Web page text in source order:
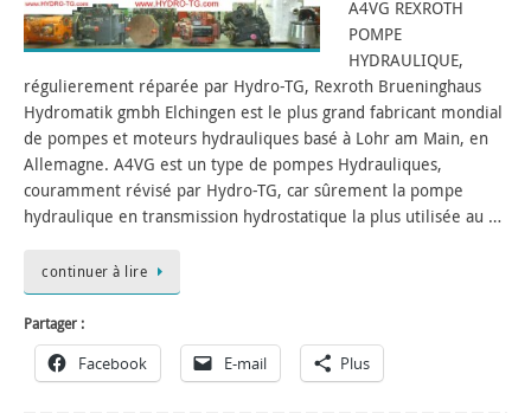
A4VG REXROTH
POMPE
HYDRAULIQUE,
régulierement réparée par Hydro-TG, Rexroth Brueninghaus
Hydromatik gmbh Elchingen est le plus grand fabricant mondial
de pompes et moteurs hydrauliques basé à Lohr am Main, en
Allemagne. A4VG est un type de pompes Hydrauliques,
couramment révisé par Hydro-TG, car sûrement la pompe
hydraulique en transmission hydrostatique la plus utilisée au …
continuer à lire
Partager :
Facebook E-mail Plus